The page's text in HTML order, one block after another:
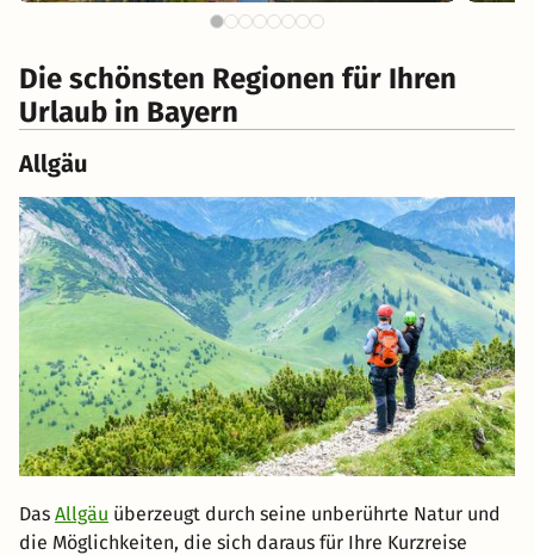
Die schönsten Regionen für Ihren
Urlaub in Bayern
Allgäu
Das Allgäu überzeugt durch seine unberührte Natur und
die Möglichkeiten, die sich daraus für Ihre Kurzreise